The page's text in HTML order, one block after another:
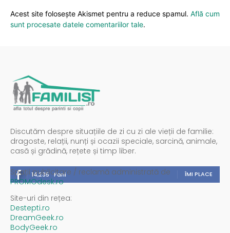
Acest site folosește Akismet pentru a reduce spamul. Află cum
sunt procesate datele comentariilor tale.
Discutăm despre situațiile de zi cu zi ale vieții de familie:
dragoste, relații, nunți și ocazii speciale, sarcină, animale,
casă și grădină, rețete și timp liber.
14,235 Fani ÎMI PLACE
Spații publicitare / reclamă administrată de
PROMOdesk.ro
Site-uri din rețea:
Destepti.ro
DreamGeek.ro
BodyGeek.ro